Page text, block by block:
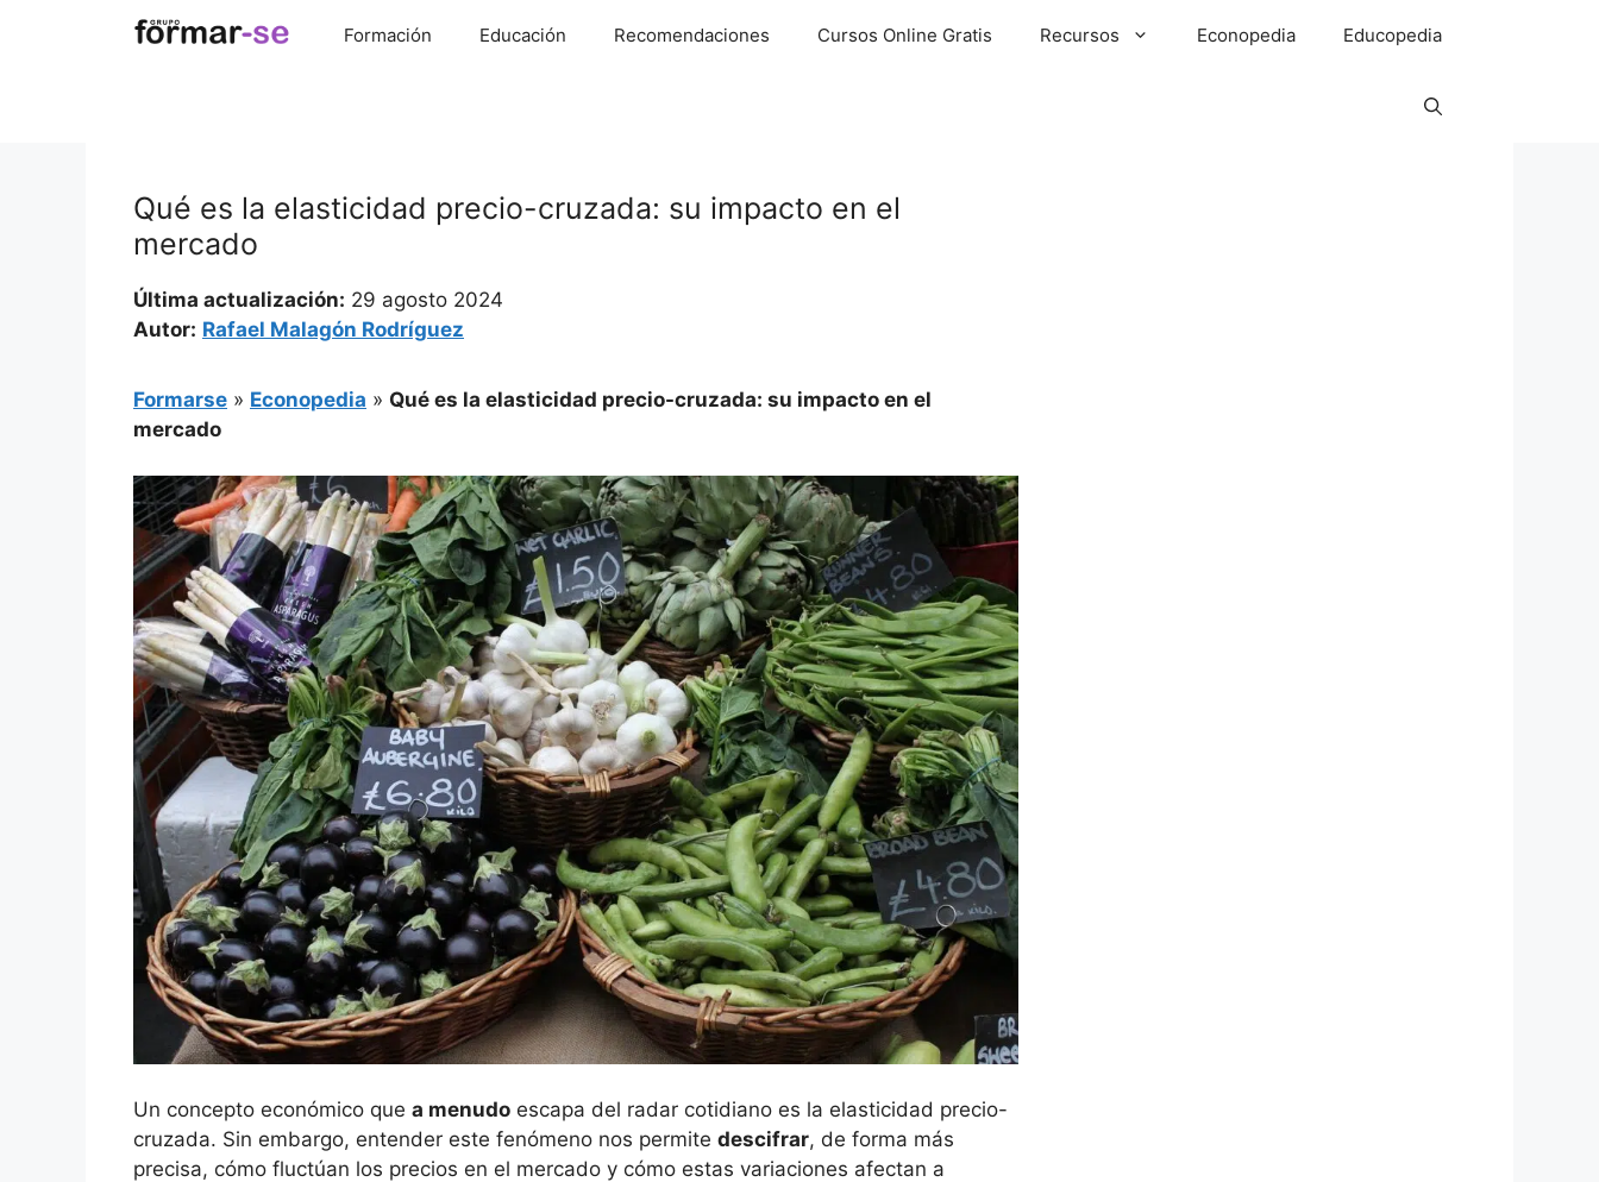
Formación Educación Recomendaciones Cursos Online Gratis Recursos Econopedia Educopedia
Qué es la elasticidad precio-cruzada: su impacto en el
mercado
Última actualización: 29 agosto 2024
Autor: Rafael Malagón Rodríguez
Formarse » Econopedia » Qué es la elasticidad precio-cruzada: su impacto en el
mercado
Un concepto económico que‍ a‍ menudo escapa del radar⁣ cotidiano es la elasticidad precio-
cruzada. Sin embargo, entender este⁣ fenómeno nos​ permite descifrar, de⁢ forma más
precisa, cómo fluctúan⁢ los precios en ⁢el mercado y cómo​ estas variaciones ‌afectan a